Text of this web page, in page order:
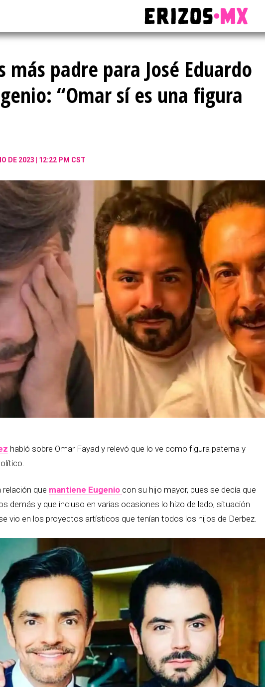
más padre para José Eduardo
“Omar sí es una figura
DE 2023 | 12:22 PM CST
habló sobre Omar Fayad y relevó que lo ve como figura paterna y
que mantiene Eugenio con su hijo mayor, pues se decía que
demás y que incluso en varias ocasiones lo hizo de lado, situación
vio en los proyectos artísticos que tenían todos los hijos de Derbez.